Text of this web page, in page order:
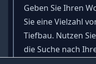
Geben Sie Ihren
Sie eine Vielzahl
Tiefbau. Nutzen
die Suche nach